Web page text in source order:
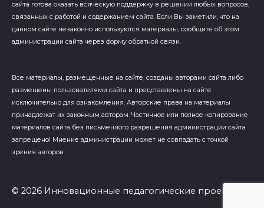
сайта готова оказать всяческую поддержку в решении любых вопросов,
связанных с работой и содержанием сайта. Если Вы заметили, что на
данном сайте незаконно используются материалы, сообщите об этом
администрации сайта через форму обратной связи.
Все материалы, размещенные на сайте, созданы авторами сайта либо
размещены пользователями сайта и представлены на сайте
исключительно для ознакомления. Авторские права на материалы
принадлежат их законным авторам. Частичное или полное копирование
материалов сайта без письменного разрешения администрации сайта
запрещено! Мнение администрации может не совпадать с точкой
зрения авторов.
© 2026 Инновационные педагогические проекты